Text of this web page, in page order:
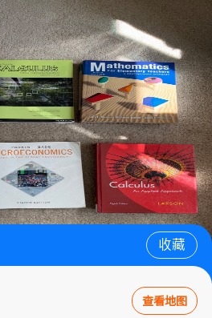
收藏
查看地图